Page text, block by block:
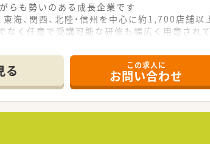
らも勢いのある成長企業です
海、関西、北陸・信州を中心に約1,700店舗以
く任意で受講可能な研修も幅広く用意され
務）どちらかの働き方を選択できます
設店舗」「敷地内薬局」「訪問調剤特化型店舗
型店舗」を50店舗以上、無菌調剤室は業界最
2023（大規模法人部門）認定」等を取得し一
支援制度等があるのも特徴です
る この求人に
お問い合わせ